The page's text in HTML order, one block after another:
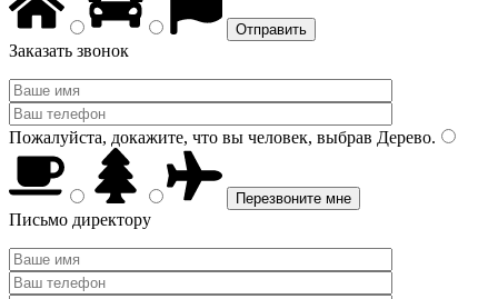
Заказать звонок
Пожалуйста, докажите, что вы человек, выбрав Дерево.
Письмо директору